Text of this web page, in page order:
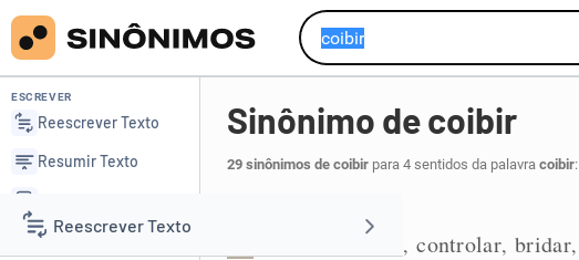
Reescrever Texto
ESCREVER
Reescrever Texto
Resumir Texto
Detector de IA
Sinônimo de coibir
29 sinônimos de coibirpara 4 sentidos da palavra coibir:
moderar , controlar, bridar,